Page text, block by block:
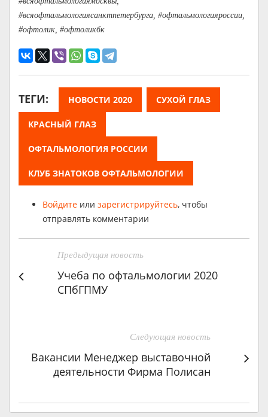
#всяофтальмологиясанктпетербурга, #офтальмологияроссии,
#офтолик, #офтоликбк
ТЕГИ: НОВОСТИ 2020 СУХОЙ ГЛАЗ
КРАСНЫЙ ГЛАЗ
ОФТАЛЬМОЛОГИЯ РОССИИ
КЛУБ ЗНАТОКОВ ОФТАЛЬМОЛОГИИ
Войдите или зарегистрируйтесь, чтобы
отправлять комментарии
Предыдущая новость
Учеба по офтальмологии 2020
СПбГПМУ
Следующая новость
Вакансии Менеджер выставочной
деятельности Фирма Полисан